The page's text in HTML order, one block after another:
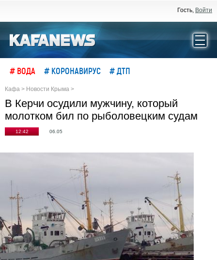
Гость, Войти
# ВОДА # КОРОНАВИРУС # ДТП
Кафа > Новости Крыма >
В Керчи осудили мужчину, который
молотком бил по рыболовецким судам
12:42 06.05